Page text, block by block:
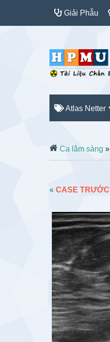
Giải Phẫu
Atlas Netter
Ca lâm sàng »
« CASE TRƯỚC